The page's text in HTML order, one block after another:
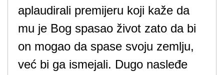
aplaudirali premijeru koji kaže da
mu je Bog spasao život zato da bi
on mogao da spase svoju zemlju,
već bi ga ismejali. Dugo nasleđe